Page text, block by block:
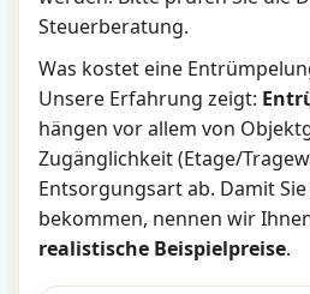
Steuerberatung.
Was kostet eine
Unsere Erfahrung zeigt:
hängen vor allem von
Zugänglichkeit (Etage/
Entsorgungsart ab. Damit
bekommen, nennen wir
realistische Beispielpreise.